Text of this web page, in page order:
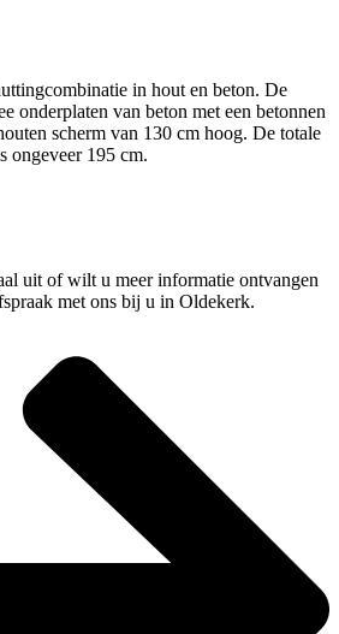
in hout en beton. De
onderplaten van beton met een betonnen
scherm van 130 cm hoog. De totale
ongeveer 195 cm.
uit of wilt u meer informatie ontvangen
met ons bij u in Oldekerk.